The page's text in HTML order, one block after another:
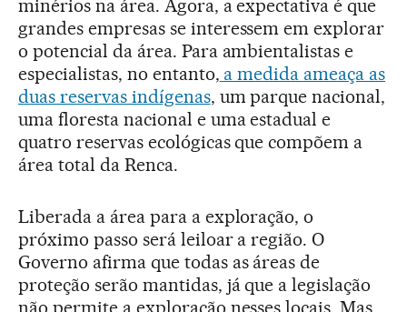
minérios na área. Agora, a expectativa é que
grandes empresas se interessem em explorar
o potencial da área. Para ambientalistas e
especialistas, no entanto, a medida ameaça as
duas reservas indígenas, um parque nacional,
uma floresta nacional e uma estadual e
quatro reservas ecológicas que compõem a
área total da Renca.
Liberada a área para a exploração, o
próximo passo será leiloar a região. O
Governo afirma que todas as áreas de
proteção serão mantidas, já que a legislação
não permite a exploração nesses locais. Mas